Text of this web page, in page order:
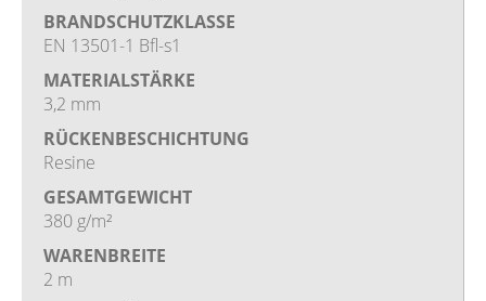
BRANDSCHUTZKLASSE
EN 13501-1 Bfl-s1
MATERIALSTÄRKE
3,2 mm
RÜCKENBESCHICHTUNG
Resine
GESAMTGEWICHT
380 g/m²
WARENBREITE
2 m